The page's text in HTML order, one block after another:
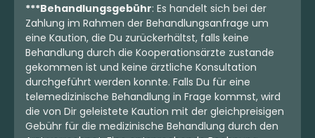
***Behandlungsgebühr: Es handelt sich bei der
Zahlung im Rahmen der Behandlungsanfrage um
eine Kaution, die Du zurückerhältst, falls keine
Behandlung durch die Kooperationsärzte zustande
gekommen ist und keine ärztliche Konsultation
durchgeführt werden konnte. Falls Du für eine
telemedizinische Behandlung in Frage kommst, wird
die von Dir geleistete Kaution mit der gleichpreisigen
Gebühr für die medizinische Behandlung durch den